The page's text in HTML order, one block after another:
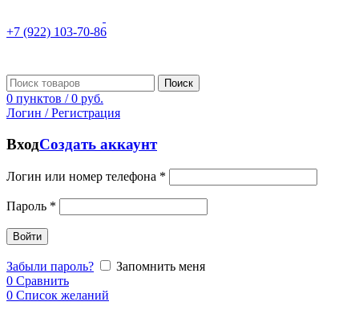
+7 (922) 103-70-86
Поиск
0 пунктов / 0 руб.
Логин / Регистрация
ВходСоздать аккаунт
Логин или номер телефона *
Пароль *
Войти
Забыли пароль?
Запомнить меня
0 Сравнить
0 Список желаний